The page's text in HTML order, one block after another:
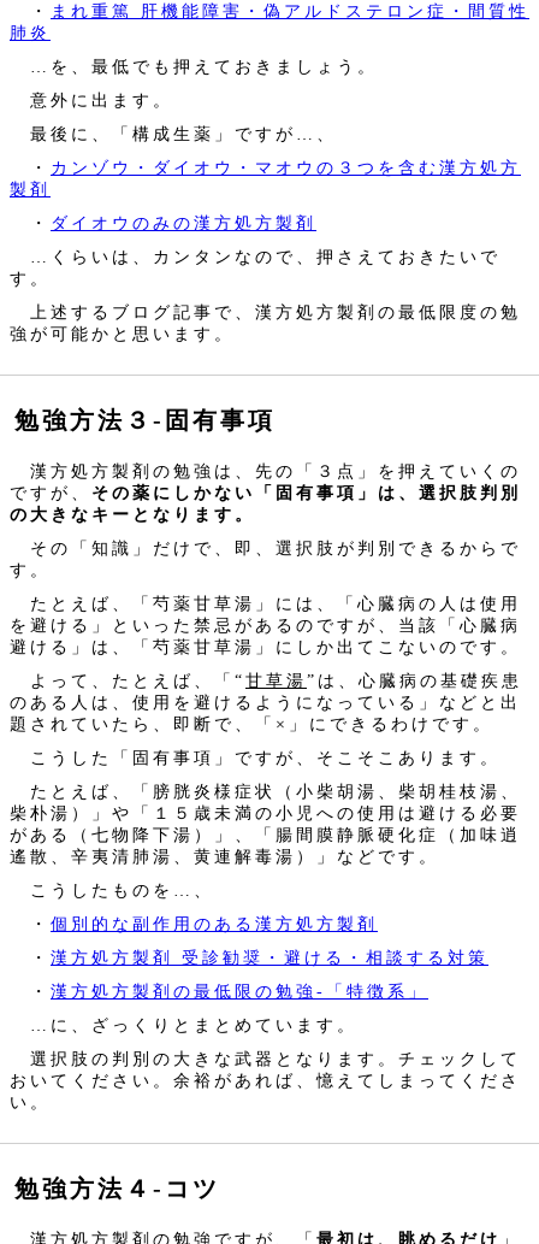
・
まれ重篤 肝機能障害・偽アルドステロン症・間質性
肺炎
…を、最低でも押えておきましょう。
意外に出ます。
最後に、「構成生薬」ですが…、
・ カンゾウ・ダイオウ・マオウの３つを含む漢方処方
製剤
・
ダイオウのみの漢方処方製剤
…くらいは、カンタンなので、押さえておきたいで
す。
上述するブログ記事で、漢方処方製剤の最低限度の勉
強が可能かと思います。
勉強方法３‐固有事項
漢方処方製剤の勉強は、先の「３点」を押えていくの
ですが、 その薬にしかない「固有事項」は、選択肢判別
の大きなキーとなります。
その「知識」だけで、即、選択肢が判別できるからで
す。
たとえば、「芍薬甘草湯」には、「心臓病の人は使用
を避ける」といった禁忌があるのですが、当該「心臓病
避ける」は、「芍薬甘草湯」にしか出てこないのです。
よって、たとえば、「“甘草湯”は、心臓病の基礎疾患
のある人は、使用を避けるようになっている」などと出
題されていたら、即断で、「×」にできるわけです。
こうした「固有事項」ですが、そこそこあります。
たとえば、「膀胱炎様症状（小柴胡湯、柴胡桂枝湯、
柴朴湯）」や「１５歳未満の小児への使用は避ける必要
がある（七物降下湯）」、「腸間膜静脈硬化症（加味逍
遙散、辛夷清肺湯、黄連解毒湯）」などです。
こうしたものを…、
・ 個別的な副作用のある漢方処方製剤
・ 漢方処方製剤 受診勧奨・避ける・相談する対策
・ 漢方処方製剤の最低限の勉強‐「特徴系」
…に、ざっくりとまとめています。
選択肢の判別の大きな武器となります。チェックして
おいてください。余裕があれば、憶えてしまってくださ
い。
勉強方法４‐コツ
漢方処方製剤の勉強ですが、「 最初は、眺めるだけ 」